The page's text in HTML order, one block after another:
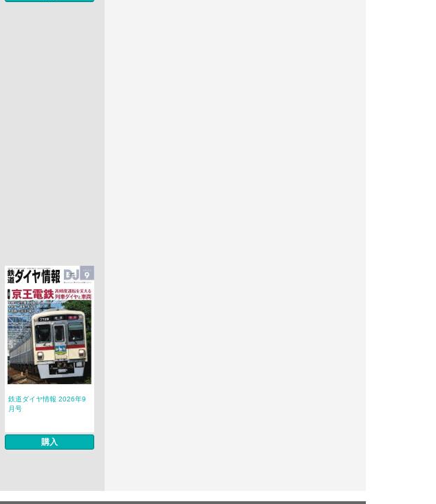
鉄道ダイヤ情報 2026年9
月号
購入